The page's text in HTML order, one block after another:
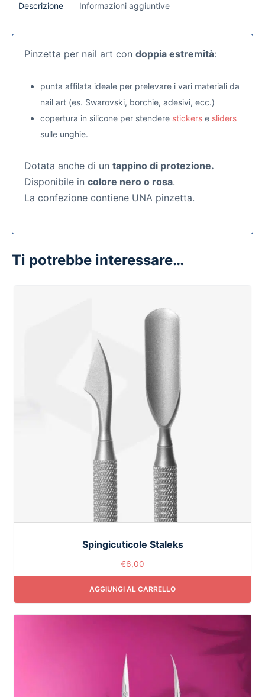
Descrizione Informazioni aggiuntive
Pinzetta per nail art con doppia estremità:
punta affilata ideale per prelevare i vari materiali da
nail art (es. Swarovski, borchie, adesivi, ecc.)
copertura in silicone per stendere stickers e sliders
sulle unghie.
Dotata anche di un tappino di protezione.
Disponibile in colore nero o rosa.
La confezione contiene UNA pinzetta.
Ti potrebbe interessare…
Spingicuticole Staleks
€6,00
AGGIUNGI AL CARRELLO